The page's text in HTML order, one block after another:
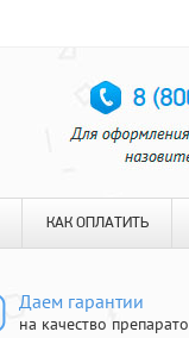
КАК ОПЛАТИТЬ
Даем гарантии
на качество